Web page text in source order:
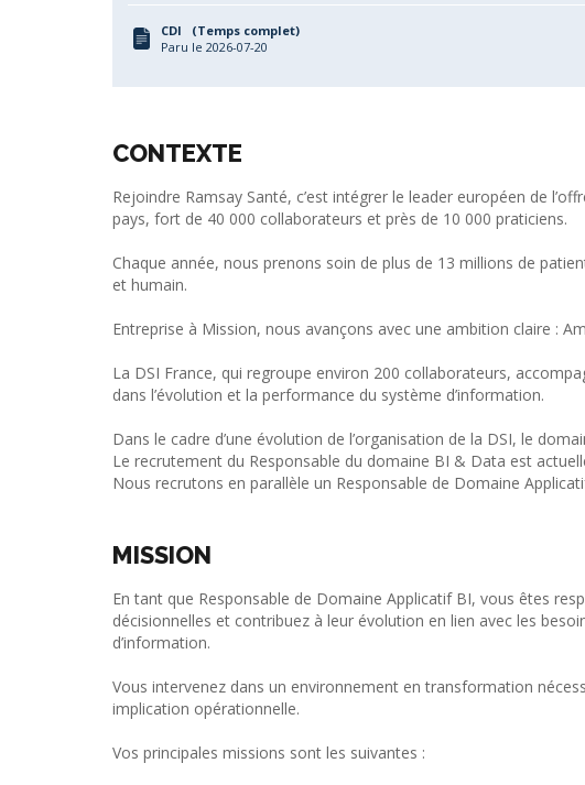
CDI (Temps complet)
Paru le 2026-07-20
CONTEXTE
Rejoindre Ramsay Santé, c’est intégrer le leader européen de
pays, fort de 40 000 collaborateurs et près de 10 000 praticiens.
Chaque année, nous prenons soin de plus de 13 millions de
et humain.
Entreprise à Mission, nous avançons avec une ambition claire :
La DSI France, qui regroupe environ 200 collaborateurs,
dans l’évolution et la performance du système d’information.
Dans le cadre d’une évolution de l’organisation de la DSI, le
Le recrutement du Responsable du domaine BI & Data est
Nous recrutons en parallèle un Responsable de Domaine
MISSION
En tant que Responsable de Domaine Applicatif BI, vous êtes
décisionnelles et contribuez à leur évolution en lien avec les
d’information.
Vous intervenez dans un environnement en transformation
implication opérationnelle.
Vos principales missions sont les suivantes :